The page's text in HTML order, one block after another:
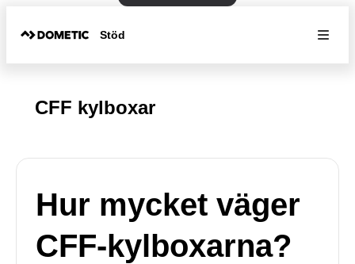
Stöd
CFF kylboxar
Hur mycket väger
CFF-kylboxarna?